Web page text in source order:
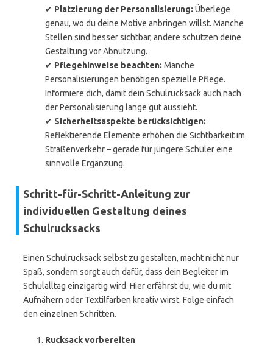
✔ Platzierung der Personalisierung: Überlege
genau, wo du deine Motive anbringen willst. Manche
Stellen sind besser sichtbar, andere schützen deine
Gestaltung vor Abnutzung.
✔ Pflegehinweise beachten: Manche
Personalisierungen benötigen spezielle Pflege.
Informiere dich, damit dein Schulrucksack auch nach
der Personalisierung lange gut aussieht.
✔ Sicherheitsaspekte berücksichtigen:
Reflektierende Elemente erhöhen die Sichtbarkeit im
Straßenverkehr – gerade für jüngere Schüler eine
sinnvolle Ergänzung.
Schritt-für-Schritt-Anleitung zur
individuellen Gestaltung deines
Schulrucksacks
Einen Schulrucksack selbst zu gestalten, macht nicht nur
Spaß, sondern sorgt auch dafür, dass dein Begleiter im
Schulalltag einzigartig wird. Hier erfährst du, wie du mit
Aufnähern oder Textilfarben kreativ wirst. Folge einfach
den einzelnen Schritten.
Rucksack vorbereiten